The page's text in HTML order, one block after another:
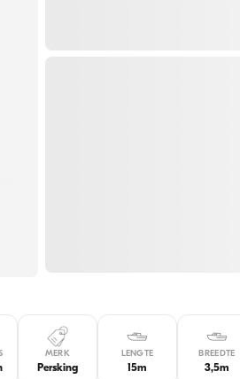
MERK
Persking
LENGTE
15m
BREEDTE
3,5m